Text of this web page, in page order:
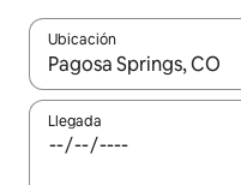
Ubicación
Cuando los resultados
Llegada